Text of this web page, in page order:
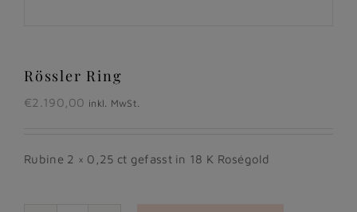
Rössler Ring
€2.190,00 inkl. MwSt.
Rubine 2 × 0,25 ct gefasst in 18 K Roségold